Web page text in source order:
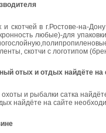
и скотчей в г.Ростове-на-
любые)-для
скотчи с логотипом
отых и отдых найдёте
и рыбалки сатка
найдёте на сайте